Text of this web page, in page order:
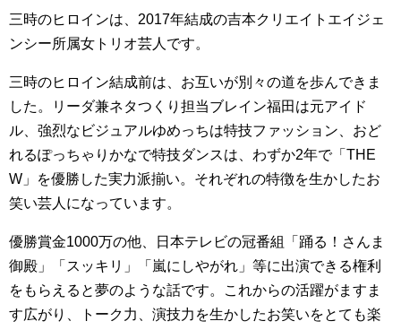
三時のヒロインは、2017年結成の吉本クリエイトエイジェ
ンシー所属女トリオ芸人です。
三時のヒロイン結成前は、お互いが別々の道を歩んできま
した。リーダ兼ネタつくり担当ブレイン福田は元アイド
ル、強烈なビジュアルゆめっちは特技ファッション、おど
れるぽっちゃりかなで特技ダンスは、わずか2年で「THE
W」を優勝した実力派揃い。それぞれの特徴を生かしたお
笑い芸人になっています。
優勝賞金1000万の他、日本テレビの冠番組「踊る！さんま
御殿」「スッキリ」「嵐にしやがれ」等に出演できる権利
をもらえると夢のような話です。これからの活躍がますま
す広がり、トーク力、演技力を生かしたお笑いをとても楽